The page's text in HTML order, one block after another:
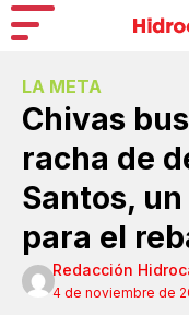
LA META
Chivas
racha de
Santos,
para el
Redacción
4 de noviembre de